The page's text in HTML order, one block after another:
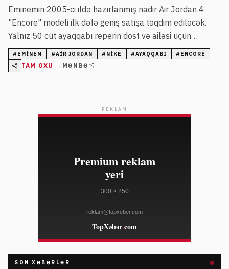
Eminemin 2005-ci ildə hazırlanmış nadir Air Jordan 4
"Encore" modeli ilk dəfə geniş satışa təqdim ediləcək.
Yalnız 50 cüt ayaqqabı reperin dost və ailəsi üçün
istehsal olunmuşdu.
# EMINEM #AIR JORDAN # NIKE #AYAQQABI # ENCORE
TAM OXU → MƏNBƏ
REKLAM
SON XƏBƏRLƏR